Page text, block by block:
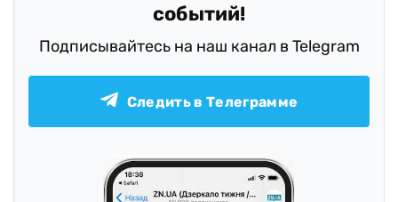
событий!
Подписывайтесь на наш канал в Telegram
Следить в Телеграмме